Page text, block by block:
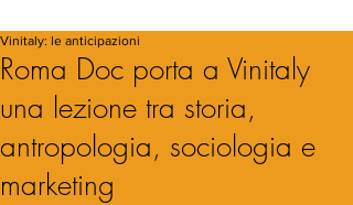
Roma Doc porta a Vinitaly
una lezione tra storia,
antropologia, sociologia e
marketing
Vinitaly: le anticipazioni